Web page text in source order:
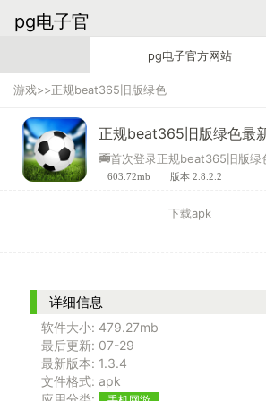
pg电子官
pg电子官方网站
游戏>>正规beat365旧版绿色
正规beat365旧版绿色最
🚎首次登录正规beat365旧版绿
603.72mb 版本 2.8.2.2
下载apk
详细信息
软件大小: 479.27mb
最后更新: 07-29
最新版本: 1.3.4
文件格式: apk